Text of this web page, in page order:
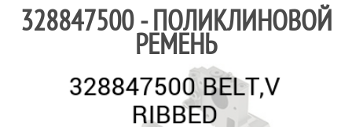
328847500 - ПОЛИКЛИНОВОЙ
РЕМЕНЬ